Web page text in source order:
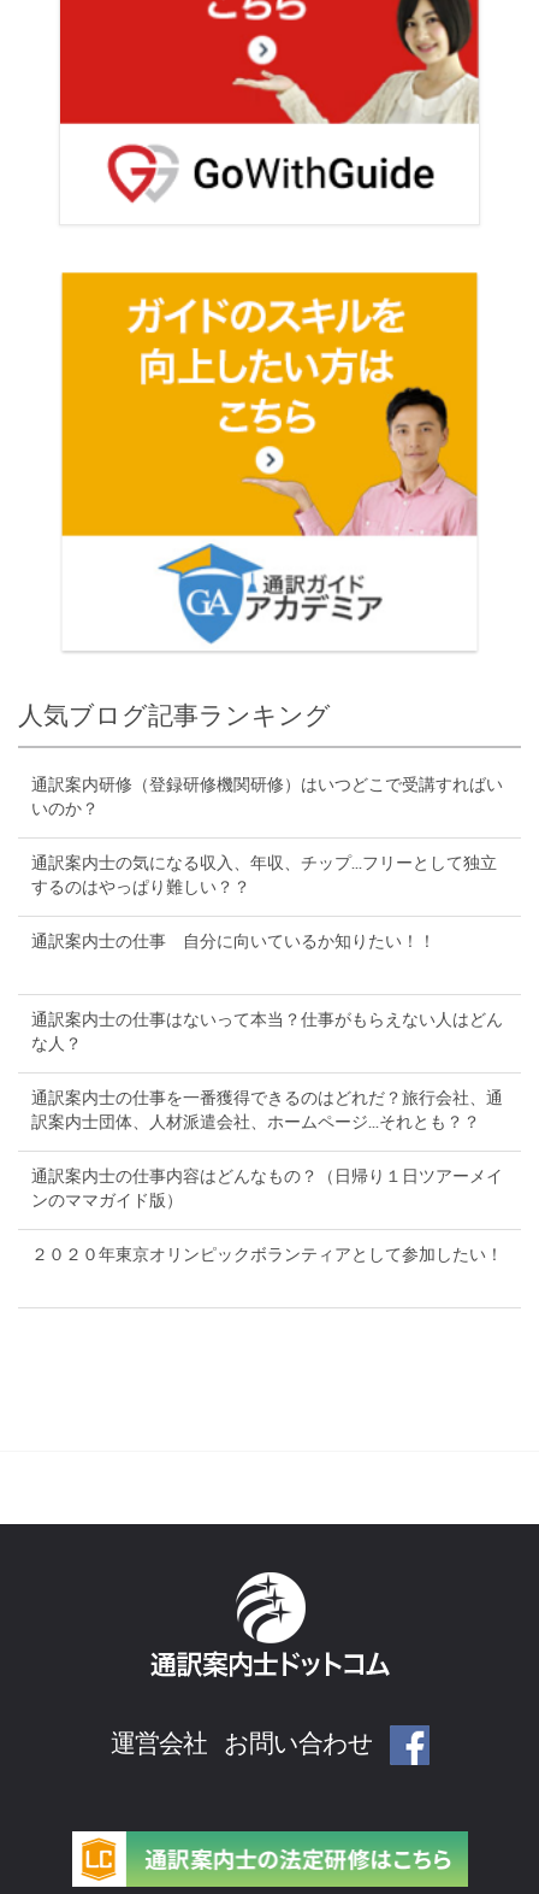
人気ブログ記事ランキング
通訳案内研修（登録研修機関研修）はいつどこで受講すればい
いのか？
通訳案内士の気になる収入、年収、チップ...フリーとして独立
するのはやっぱり難しい？？
通訳案内士の仕事 自分に向いているか知りたい！！
通訳案内士の仕事はないって本当？仕事がもらえない人はどん
な人？
通訳案内士の仕事を一番獲得できるのはどれだ？旅行会社、通
訳案内士団体、人材派遣会社、ホームページ...それとも？？
通訳案内士の仕事内容はどんなもの？（日帰り１日ツアーメイ
ンのママガイド版）
２０２０年東京オリンピックボランティアとして参加したい！
運営会社 お問い合わせ